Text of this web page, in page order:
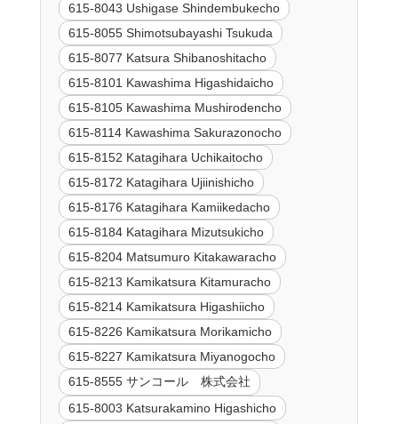
615-8043 Ushigase Shindembukecho
615-8055 Shimotsubayashi Tsukuda
615-8077 Katsura Shibanoshitacho
615-8101 Kawashima Higashidaicho
615-8105 Kawashima Mushirodencho
615-8114 Kawashima Sakurazonocho
615-8152 Katagihara Uchikaitocho
615-8172 Katagihara Ujiinishicho
615-8176 Katagihara Kamiikedacho
615-8184 Katagihara Mizutsukicho
615-8204 Matsumuro Kitakawaracho
615-8213 Kamikatsura Kitamuracho
615-8214 Kamikatsura Higashiicho
615-8226 Kamikatsura Morikamicho
615-8227 Kamikatsura Miyanogocho
615-8555 サンコール 株式会社
615-8003 Katsurakamino Higashicho